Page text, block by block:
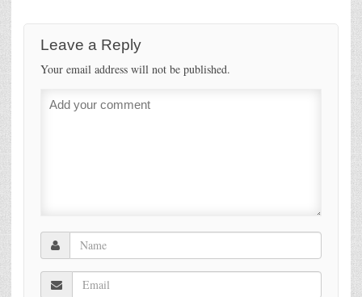
Leave a Reply
Your email address will not be published.